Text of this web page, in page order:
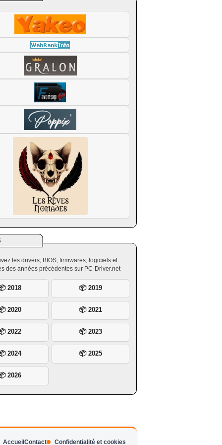
les drivers, BIOS, firmwares, logiciels et
des années précédentes sur PC-Driver.net
2018 📦 2019
2020 📦 2021
2022 📦 2023
2024 📦 2025
2026
Accueil Contact Confidentialité et cookies